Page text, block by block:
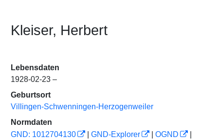
Kleiser, Herbert
Lebensdaten
1928-02-23 –
Geburtsort
Villingen-Schwenningen-Herzogenweiler
Normdaten
GND: 1012704130
GND-Explorer OGND